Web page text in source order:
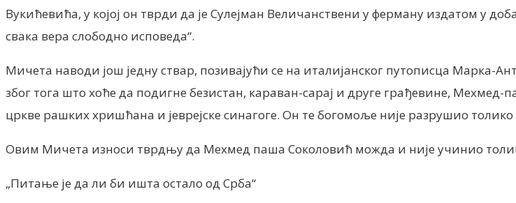
Вукићевића, у којој он тврди да је Сулејман Величанствени у ферману издатом у
свака вера слободно исповеда“.
Мичета наводи још једну ствар, позивајући се на италијанског путописца Марка-
због тога што хоће да подигне безистан, караван-сарај и друге грађевине,
цркве рашких хришћана и јеврејске синагоге. Он те богомоље није разрушио
Овим Мичета износи тврдњу да Мехмед паша Соколовић можда и није учинио
„Питање је да ли би ишта остало од Срба“